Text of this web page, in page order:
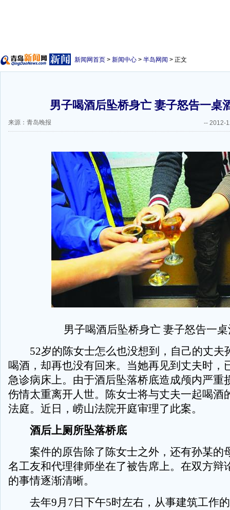
新闻网首页 > 新闻中心 > 半岛网闻 > 正文
男子喝酒后坠桥身亡 妻子怒告一桌
来源：青岛晚报 -- 2012-
男子喝酒后坠桥身亡 妻子怒告一
52岁的陈女士怎么也没想到，自己的丈夫
喝酒，却再也没有回来。当她再见到丈夫时，
急诊病床上。由于酒后坠落桥底造成颅内严重
伤情太重离开人世。陈女士将与丈夫一起喝酒
法庭。近日，崂山法院开庭审理了此案。
酒后上厕所坠落桥底
案件的原告除了陈女士之外，还有孙某的
名工友和代理律师坐在了被告席上。在双方辩
的事情逐渐清晰。
去年9月7日下午5时左右，从事建筑工作